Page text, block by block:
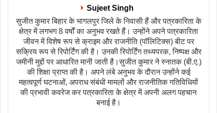
Sujeet Singh
सुजीत कुमार बिहार के भागलपुर जिले के निवासी हैं और पत्रकारिता के
क्षेत्र में लगभग 8 वर्षों का अनुभव रखते हैं। उन्होंने अपने पत्रकारिता
जीवन में विशेष रूप से क्राइम और राजनीति (पॉलिटिक्स) बीट पर
सक्रिय रूप से रिपोर्टिंग की है। उनकी रिपोर्टिंग तथ्यपरक, निष्पक्ष और
जमीनी मुद्दों पर आधारित मानी जाती है।सुजीत कुमार ने स्नातक (बी.ए.)
की शिक्षा प्राप्त की है। अपने लंबे अनुभव के दौरान उन्होंने कई
महत्वपूर्ण घटनाओं, अपराध संबंधी मामलों और राजनीतिक गतिविधियों
की प्रभावी कवरेज कर पत्रकारिता के क्षेत्र में अपनी अलग पहचान
बनाई है।